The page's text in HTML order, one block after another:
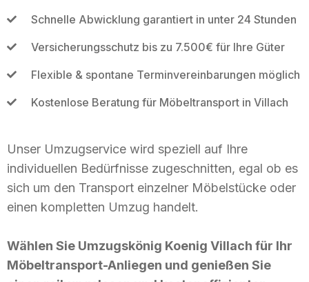
Schnelle Abwicklung garantiert in unter 24 Stunden
Versicherungsschutz bis zu 7.500€ für Ihre Güter
Flexible & spontane Terminvereinbarungen möglich
Kostenlose Beratung für Möbeltransport in Villach
Unser Umzugservice wird speziell auf Ihre
individuellen Bedürfnisse zugeschnitten, egal ob es
sich um den Transport einzelner Möbelstücke oder
einen kompletten Umzug handelt.
Wählen Sie Umzugskönig Koenig Villach für Ihr
Möbeltransport-Anliegen und genießen Sie